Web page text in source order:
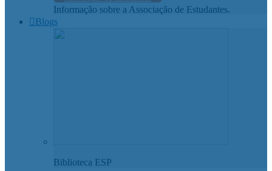
Informação sobre a Associação de Estudantes.
Blogs
Biblioteca ESP